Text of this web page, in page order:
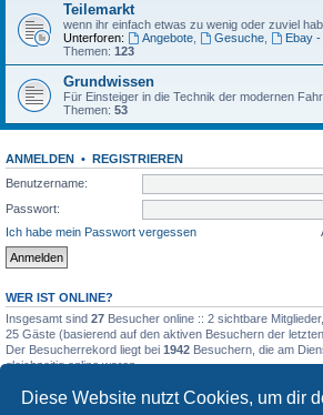
Diese Website nutzt Cookies, um dir
Teilemarkt
wenn ihr einfach etwas zu wenig oder zuviel
Unterforen:
Angebote, Gesuche,
Ebay
Themen: 123
Grundwissen
Für Einsteiger in die Technik der modernen
Themen: 53
ANMELDEN • REGISTRIEREN
Benutzername:
Passwort:
Ich habe mein Passwort vergessen
WER IST ONLINE?
Insgesamt sind 27 Besucher online :: 2 sichtbare
25 Gäste (basierend auf den aktiven Besuchern der
Der Besucherrekord liegt bei 1942 Besuchern, die am
gleichzeitig online waren.
STATISTIK